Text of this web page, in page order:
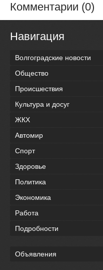
Комментарии (0)
Навигация
Волгоградские новости
Общество
Происшествия
Культура и досуг
ЖКХ
Автомир
Спорт
Здоровье
Политика
Экономика
Работа
Подробности
Объявления